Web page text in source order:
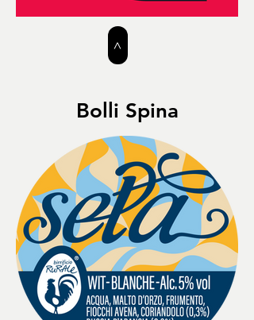
>
Bolli Spina